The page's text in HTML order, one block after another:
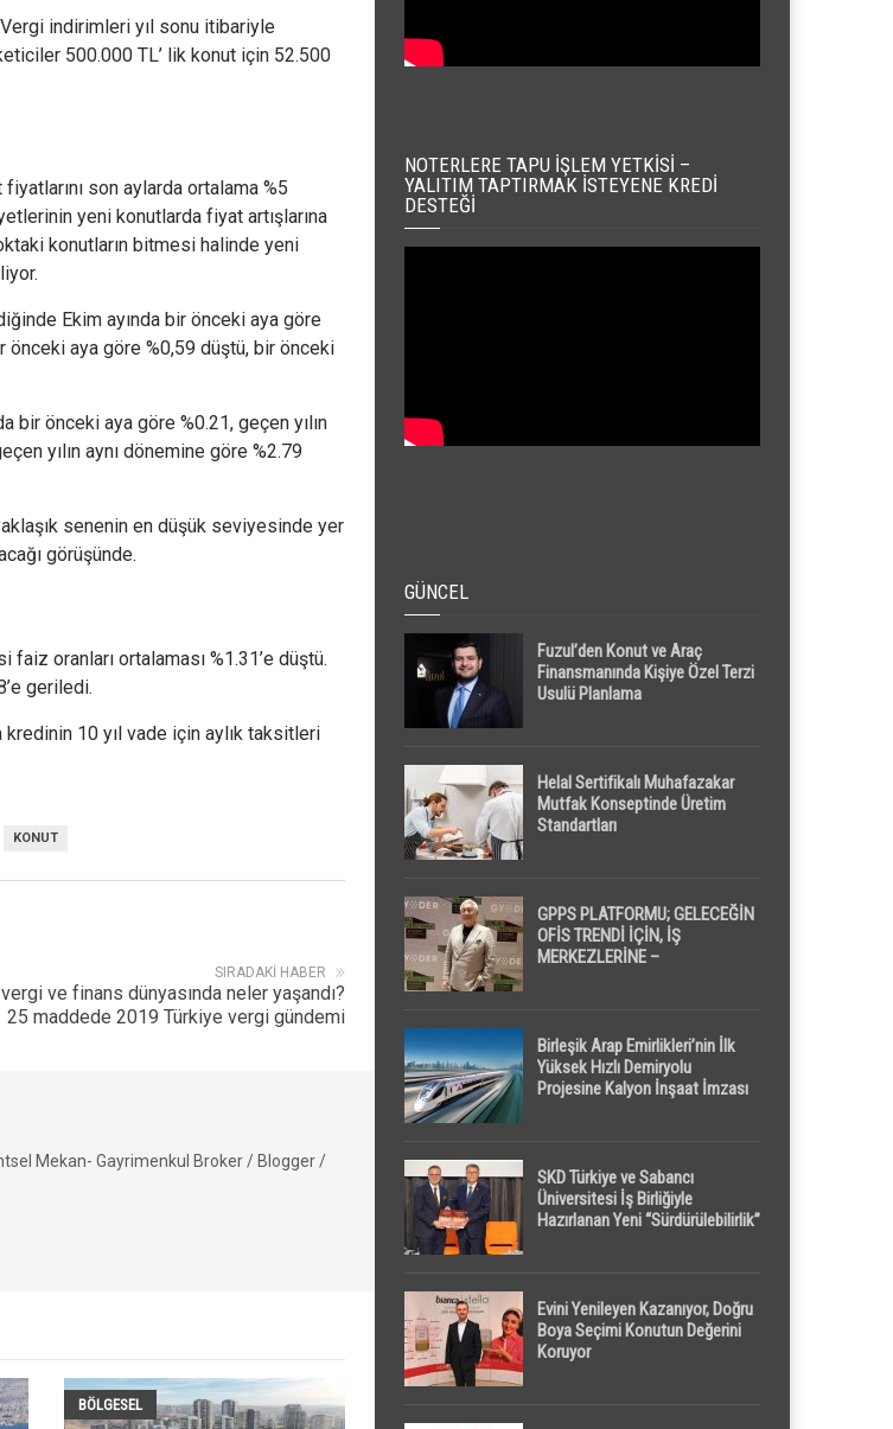
indirimleri yıl sonu itibariyle
500.000 TL’ lik konut için 52.500
son aylarda ortalama %5
yeni konutlarda fiyat artışlarına
konutların bitmesi halinde yeni
Ekim ayında bir önceki aya göre
önceki aya göre %0,59 düştü, bir önceki
önceki aya göre %0.21, geçen yılın
yılın aynı dönemine göre %2.79
senenin en düşük seviyesinde yer
görüşünde.
faiz oranları ortalaması %1.31’e düştü.
geriledi.
kredinin 10 yıl vade için aylık taksitleri
KONUT
SIRADAKI HABER
ve finans dünyasında neler yaşandı?
25 maddede 2019 Türkiye vergi gündemi
Mekan- Gayrimenkul Broker / Blogger /
BÖLGESEL
NOTERLERE TAPU İŞLEM YETKISI –
YALITIM TAPTIRMAK İSTEYENE KREDI
DESTEĞI
GÜNCEL
Fuzul’den Konut ve Araç
Finansmanında Kişiye Özel Terzi
Usulü Planlama
Helal Sertifikalı Muhafazakar
Mutfak Konseptinde Üretim
Standartları
GPPS PLATFORMU; GELECEĞİN
OFİS TRENDİ İÇİN, İŞ
MERKEZLERİNE –
Birleşik Arap Emirlikleri’nin İlk
Yüksek Hızlı Demiryolu
Projesine Kalyon İnşaat İmzası
SKD Türkiye ve Sabancı
Üniversitesi İş Birliğiyle
Hazırlanan Yeni “Sürdürülebilirlik”
Evini Yenileyen Kazanıyor, Doğru
Boya Seçimi Konutun Değerini
Koruyor